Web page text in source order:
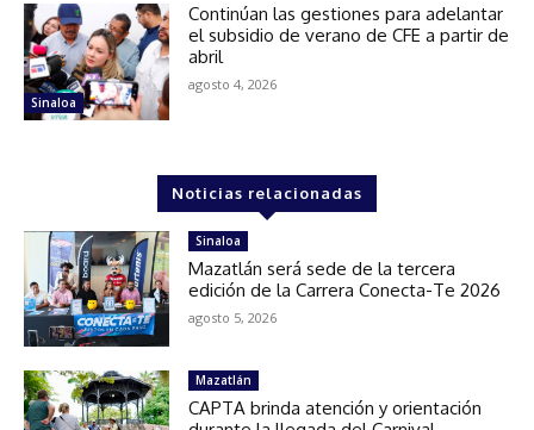
Sinaloa
Continúan las gestiones para adelantar
el subsidio de verano de CFE a partir de
abril
agosto 4, 2026
Noticias relacionadas
Sinaloa
Mazatlán será sede de la tercera
edición de la Carrera Conecta-Te 2026
agosto 5, 2026
Mazatlán
CAPTA brinda atención y orientación